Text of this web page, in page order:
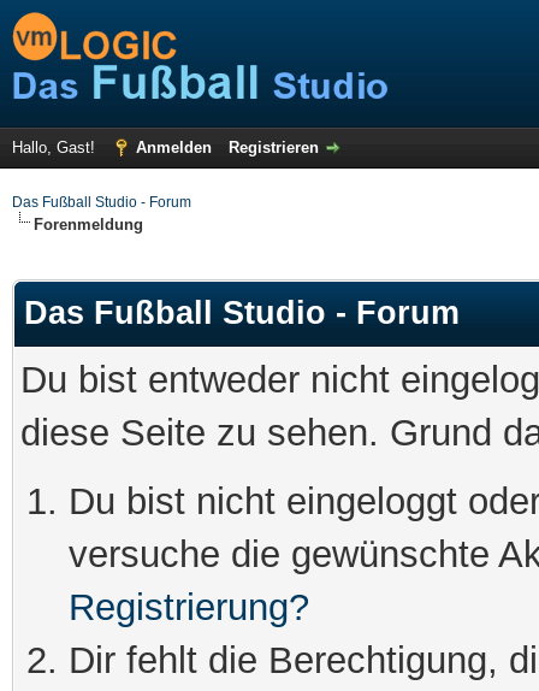
Hallo, Gast! Anmelden Registrieren
Das Fußball Studio - Forum
Forenmeldung
Das Fußball Studio - Forum
Du bist entweder nicht
diese Seite zu sehen. Grund
Du bist nicht eingeloggt
versuche die gewünschte
Registrierung?
Dir fehlt die Berechtigung,